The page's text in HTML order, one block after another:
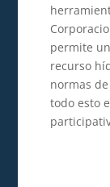
permite
recurso
normas
todo esto